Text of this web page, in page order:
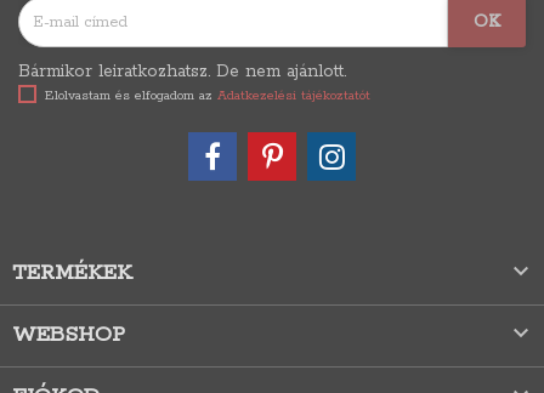
Bármikor leiratkozhatsz. De nem ajánlott.
Elolvastam és elfogadom az Adatkezelési tájékoztatót
TERMÉKEK 
WEBSHOP 